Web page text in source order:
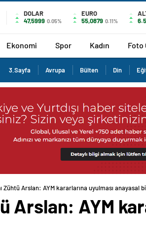
DOLAR
47,5999 0.05%
EURO
55,0879 0.11%
Ekonomi Spor Kadın Foto
3.Sayfa Avrupa Bülten Din
Zühtü Arslan: AYM kararlarına uyulması anayasal
Arslan: AYM